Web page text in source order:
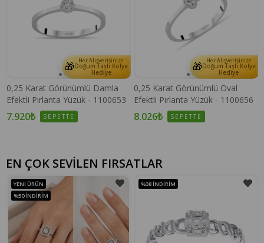
🎁 Her Alışverişinize
Doğum Taşlı Kolye
Hediye
0,25 Karat Görünümlü Damla
Efektli Pırlanta Yüzük - 1100653
7.920₺ SEPETTE
🎁 Her Alışverişinize
Doğum Taşlı Kolye
Hediye
0,25 Karat Görünümlü Oval
Efektli Pırlanta Yüzük - 1100656
8.026₺ SEPETTE
EN ÇOK SEVİLEN FIRSATLAR
YENI ÜRÜN
%50 İNDIRIM
%38 İNDIRIM